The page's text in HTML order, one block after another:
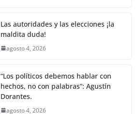
s
A
p
y
Li
k
gr e
Las autoridades y las elecciones ¡la
maldita duda!
agosto 4, 2026
“Los políticos debemos hablar con
hechos, no con palabras”: Agustín
Dorantes.
agosto 4, 2026